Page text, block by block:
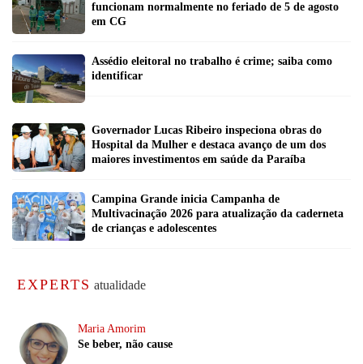
funcionam normalmente no feriado de 5 de agosto
em CG
Assédio eleitoral no trabalho é crime; saiba como
identificar
Governador Lucas Ribeiro inspeciona obras do
Hospital da Mulher e destaca avanço de um dos
maiores investimentos em saúde da Paraíba
Campina Grande inicia Campanha de
Multivacinação 2026 para atualização da caderneta
de crianças e adolescentes
EXPERTS atualidade
Maria Amorim
Se beber, não cause